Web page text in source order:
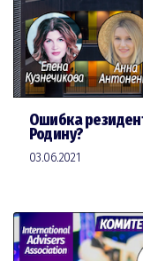
Ошибка
Родину?
03.06.2021